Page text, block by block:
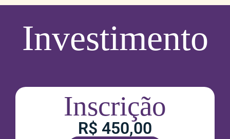
Investimento
Inscrição
R$ 450,00